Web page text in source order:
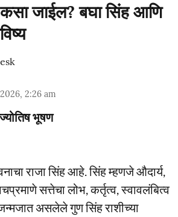
जाईल? बघा सिंह आणि
2:26 am
भूषण
राजा सिंह आहे. सिंह म्हणजे औदार्य,
सत्तेचा लोभ, कर्तृत्व, स्वावलंबित्व
असलेले गुण सिंह राशीच्या